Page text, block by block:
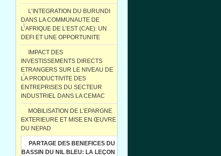
L’INTEGRATION DU BURUNDI
DANS LA COMMUNAUTE DE
L’AFRIQUE DE L’EST (CAE): UN
DEFI ET UNE OPPORTUNITE
IMPACT DES
INVESTISSEMENTS DIRECTS
ETRANGERS SUR LE NIVEAU DE
LA PRODUCTIVITE DES
ENTREPRISES DU SECTEUR
INDUSTRIEL DANS LA CEMAC
MOBILISATION DE L’EPARGNE
EXTERIEURE ET MISE EN ŒUVRE
DU NEPAD
PARTAGE DES BENEFICES DU
BASSIN DU NIL BLEU: LA LEÇON